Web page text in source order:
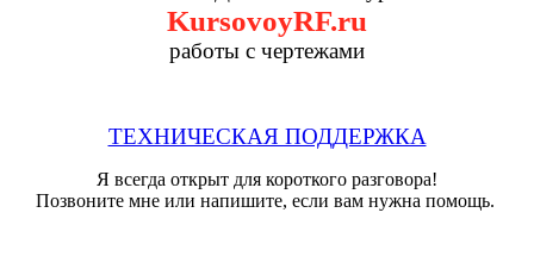
KursovoyRF.ru
работы с чертежами
ТЕХНИЧЕСКАЯ ПОДДЕРЖКА
Я всегда открыт для короткого разговора!
Позвоните мне или напишите, если вам нужна помощь.